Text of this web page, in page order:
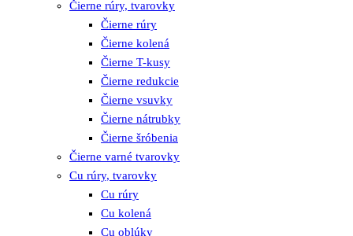
Čierne rúry, tvarovky
Čierne rúry
Čierne kolená
Čierne T-kusy
Čierne redukcie
Čierne vsuvky
Čierne nátrubky
Čierne šróbenia
Čierne varné tvarovky
Cu rúry, tvarovky
Cu rúry
Cu kolená
Cu oblúky